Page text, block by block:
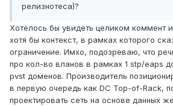
релизнотеса)?
Хотелось бы увидеть целиком коммент
хотя бы контекст, в рамках которого
ограничение. Имхо, подозреваю, что
про кол-во вланов в рамках 1 stp/eaps
pvst доменов. Производитель
в первую очередь как DC Top-of-Rack,
проектировать сеть на основе данных